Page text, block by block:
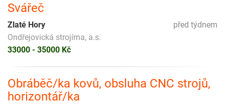
Svářeč
před týdnem
Zlaté Hory
Ondřejovická strojírna, a.s.
33000 - 35000 Kč
Obráběč/ka kovů, obsluha CNC strojů,
horizontář/ka